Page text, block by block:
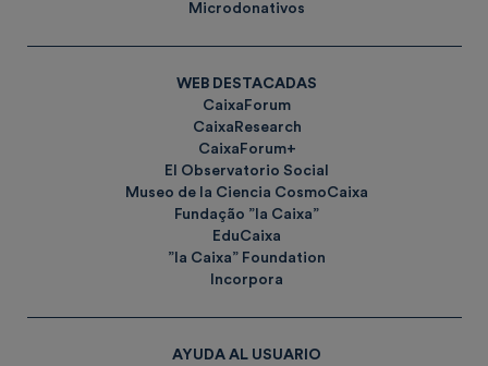
Microdonativos
WEB DESTACADAS
CaixaForum
CaixaResearch
CaixaForum+
El Observatorio Social
Museo de la Ciencia CosmoCaixa
Fundação ”la Caixa”
EduCaixa
”la Caixa” Foundation
Incorpora
AYUDA AL USUARIO